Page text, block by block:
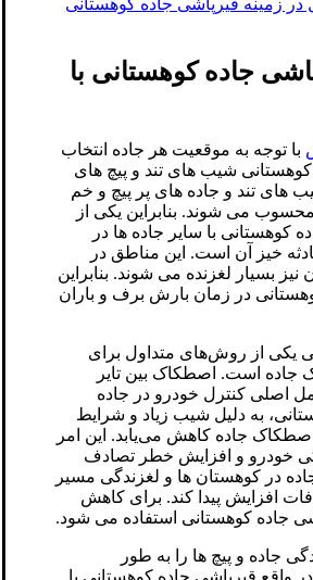
جاده کوهستانی با
با توجه به موقعیت هر جاده انتخاب
شیب های تند و پیچ های
های تند و جاده های پر پیچ و خم
می شوند. بنابراین یکی از
کوهستانی با سایر جاده ها در
خیز آن است. این مناطق در
بسیار لغزنده می شوند. بنابراین
در زمان بارش برف و باران
یکی از روش‌های متداول برای
است. اصطکاک بین تایر
اصلی کنترل خودرو در جاده
به دلیل شیب زیاد و شرایط
جاده کاهش می‌یابد. این امر
خودرو و افزایش خطر تصادف
در کوهستان ها و لغزندگی مسیر
افزایش پیدا کند. برای کاهش
جاده کوهستانی استفاده می شود.
جاده و پیچ ها را به طور
قیرپاشی جاده کوهستانی با